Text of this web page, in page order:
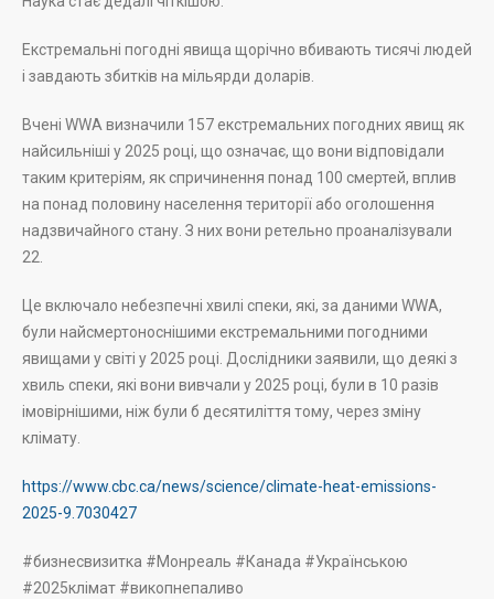
Екстремальні погодні явища щорічно вбивають тисячі людей
і завдають збитків на мільярди доларів.
Вчені WWA визначили 157 екстремальних погодних явищ як
найсильніші у 2025 році, що означає, що вони відповідали
таким критеріям, як спричинення понад 100 смертей, вплив
на понад половину населення території або оголошення
надзвичайного стану. З них вони ретельно проаналізували
22.
Це включало небезпечні хвилі спеки, які, за даними WWA,
були найсмертоноснішими екстремальними погодними
явищами у світі у 2025 році. Дослідники заявили, що деякі з
хвиль спеки, які вони вивчали у 2025 році, були в 10 разів
імовірнішими, ніж були б десятиліття тому, через зміну
клімату.
https://www.cbc.ca/news/science/climate-heat-emissions-
2025-9.7030427
#бизнесвизитка #Монреаль #Канада #Українською
#2025клімат #викопнепаливо